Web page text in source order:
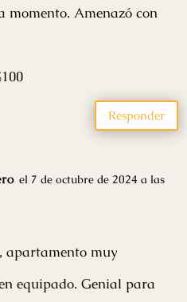
momento. Amenazó con
Responder
el 7 de octubre de 2024 a las
apartamento muy
equipado. Genial para